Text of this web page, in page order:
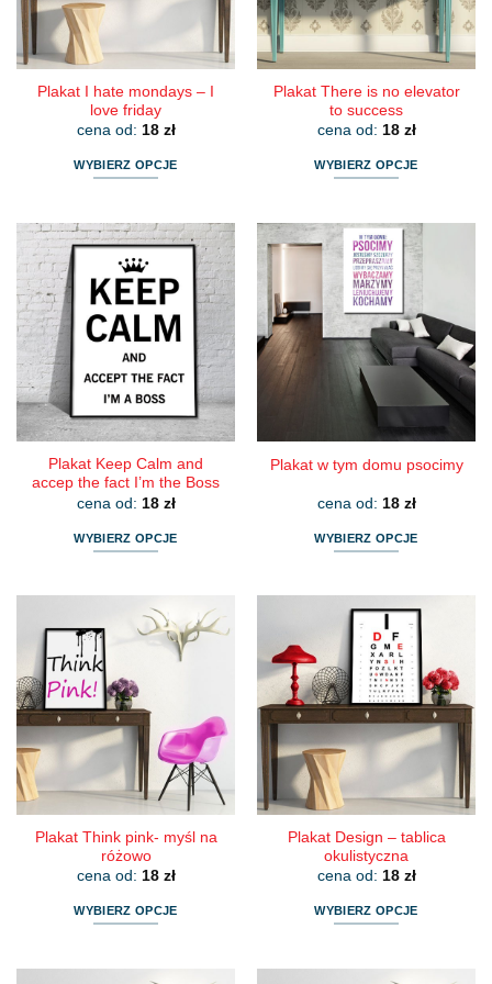
produktu
stronie
produktu
Plakat I hate mondays – I
love friday
cena od: 18 zł
WYBIERZ OPCJE
ma
wiele
wariantów.
Opcje
można
wybrać
na
stronie
produktu
Plakat There is no elevator
to success
cena od: 18 zł
WYBIERZ OPCJE
ma
wiele
wariantów.
Opcje
można
wybrać
na
stronie
Plakat Keep Calm and
accep the fact I’m the Boss
cena od: 18 zł
WYBIERZ OPCJE
wiele
wariantów.
Opcje
można
wybrać
na
stronie
produktu
Plakat w tym domu psocimy
cena od: 18 zł
WYBIERZ OPCJE
ma
wiele
wariantów.
Opcje
można
wybrać
na
stronie
produktu
Plakat Think pink- myśl na
różowo
cena od: 18 zł
WYBIERZ OPCJE
Plakat Design – tablica
okulistyczna
cena od: 18 zł
WYBIERZ OPCJE